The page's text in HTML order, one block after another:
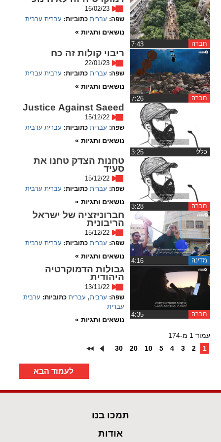
ההגדרות
חברה
16/02/23
שפה: עברית כתוביות: עברית ערבית
נושאים ותגיות »
חברה
ריבוי קולות זה כח
22/01/23
שפה: עברית כתוביות: ערבית עברית
נושאים ותגיות »
כללי
Justice Against Saeed
15/12/22
שפה: עברית כתוביות: עברית ערבית
נושאים ותגיות »
חברה
טחנות הצדק טחנו את
סעיד
15/12/22
שפה: עברית כתוביות: עברית ערבית
נושאים ותגיות »
מדינה
חברוניזציה של ישראל
הריבונית
15/12/22
שפה: עברית כתוביות: עברית ערבית
נושאים ותגיות »
חברה
גבולות הדמוקרטיה
היהודית
13/11/22
שפה: ערבית, עברית כתוביות: ערבית
עברית
נושאים ותגיות »
עמוד 1 מ-174
1
2
3
4
5
10
20
30
לעמוד הבא
תמכו בנו
אודות